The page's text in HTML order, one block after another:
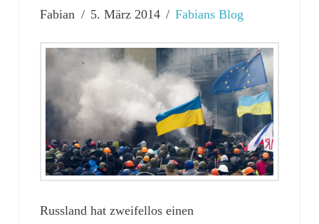
Fabian 5. März 2014 Fabians Blog
Russland hat zweifellos einen